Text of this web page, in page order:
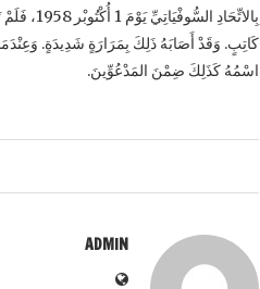
اسْمُهُ كَذَلِكَ ضِمْنَ المَدْعُوِّينَ.
ADMIN